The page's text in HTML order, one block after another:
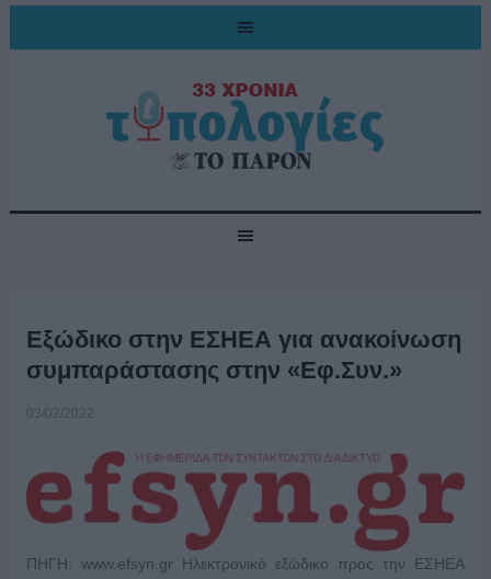
Εξώδικο στην ΕΣΗΕΑ για ανακοίνωση
συμπαράστασης στην «Εφ.Συν.»
03/02/2022
ΠΗΓΗ: www.efsyn.gr Ηλεκτρονικό εξώδικο προς την ΕΣΗΕΑ